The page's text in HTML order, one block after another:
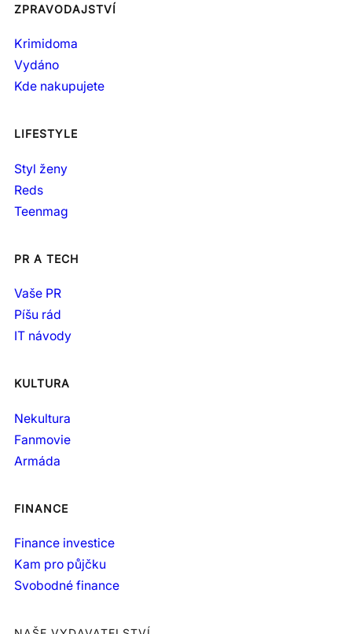
ZPRAVODAJSTVÍ
Krimidoma
Vydáno
Kde nakupujete
LIFESTYLE
Styl ženy
Reds
Teenmag
PR A TECH
Vaše PR
Píšu rád
IT návody
KULTURA
Nekultura
Fanmovie
Armáda
FINANCE
Finance investice
Kam pro půjčku
Svobodné finance